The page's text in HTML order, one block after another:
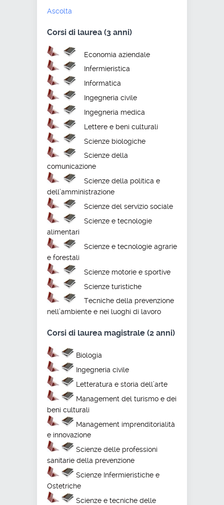
Ascolta
Corsi di laurea (3 anni)
Economia aziendale
Infermieristica
Informatica
Ingegneria civile
Ingegneria medica
Lettere e beni culturali
Scienze biologiche
Scienze della
comunicazione
Scienze della politica e
dell’amministrazione
Scienze del servizio sociale
Scienze e tecnologie
alimentari
Scienze e tecnologie agrarie
e forestali
Scienze motorie e sportive
Scienze turistiche
Tecniche della prevenzione
nell’ambiente e nei luoghi di lavoro
Corsi di laurea magistrale (2 anni)
Biologia
Ingegneria civile
Letteratura e storia dell’arte
Management del turismo e dei
beni culturali
Management imprenditorialità
e innovazione
Scienze delle professioni
sanitarie della prevenzione
Scienze Infermieristiche e
Ostetriche
Scienze e tecniche delle